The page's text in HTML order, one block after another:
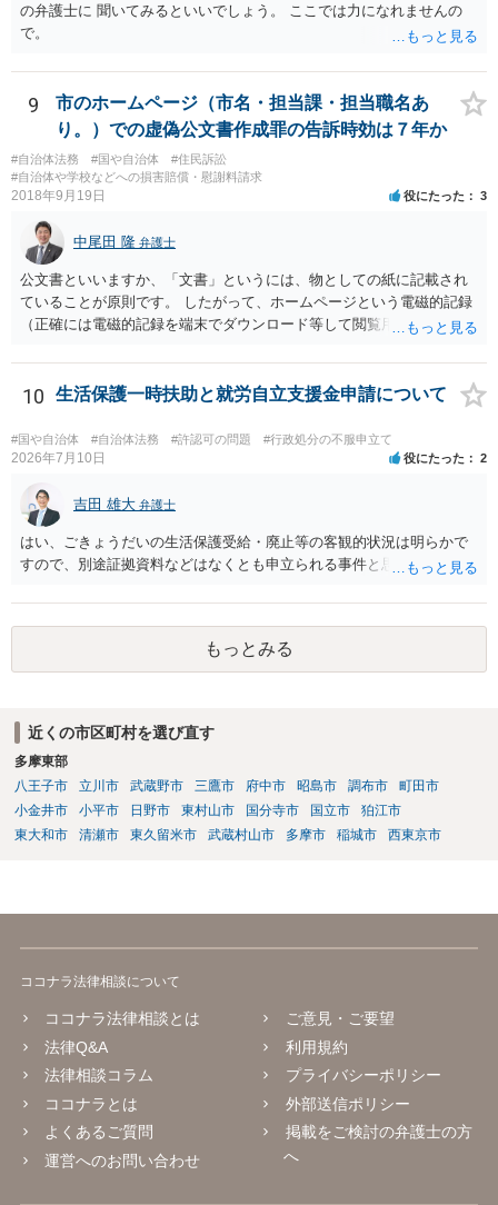
の弁護士に 聞いてみるといいでしょう。 ここでは力になれませんの
で。
9
市のホームページ（市名・担当課・担当職名あ
り。）での虚偽公文書作成罪の告訴時効は７年か
#自治体法務 #国や自治体
#住民訴訟
#自治体や学校などへの損害賠償・慰謝料請求
2018年9月19日 役にたった 3
中尾田 隆 弁護士
公文書といいますか、「文書」というには、物としての紙に記載され
ていることが原則です。 したがって、ホームページという電磁的記録
（正確には電磁的記録を端末でダウンロード等して閲覧用のソフトで
するか否かとなります。 また、自動計算シートが「権利、義務又は事
実証明に関する電磁的記録」に該当するか否かは、具体的な裁判とな
ったときに裁判所がどのように判断するかは予測できません。 私見で
すが、一般論としては、ホームページ上の自動計算シートはあくまで
参考の情報であり、何か手続きをするさいに具体的に算定することに
録」に該当しないと考えられます。 なお、刑法１６１条の２は「人の
事務処理を誤らせる目的で、」という要件がかかっているため、当該
目的を欠く場合は刑法１６１条の２に該当しません。
10 生活保護一時扶助と就労自立支援金申請について
#国や自治体 #自治体法務 #許認可の問題 #行政処分の不服申立て
2026年7月10日 役にたった 2
吉田 雄大 弁護士
はい、ごきょうだいの生活保護受給・廃止等の客観的状況は明らかで
すので、別途証拠資料などはなくとも申立られる事件と思います。
もっとみる
近くの市区町村を選び直す
多摩東部
八王子市
立川市 武蔵野市 三鷹市 府中市 昭島市 調布市
町田市
小金井市
小平市 日野市 東村山市 国分寺市 国立市
狛江市
東大和市
清瀬市 東久留米市 武蔵村山市 多摩市 稲城市 西東京市
ココナラ法律相談について
ココナラ法律相談とは
法律Q&A
法律相談コラム
ココナラとは
よくあるご質問
運営へのお問い合わせ
ご意見・ご要望
利用規約
プライバシーポリシー
外部送信ポリシー
掲載をご検討の弁護士の方
へ